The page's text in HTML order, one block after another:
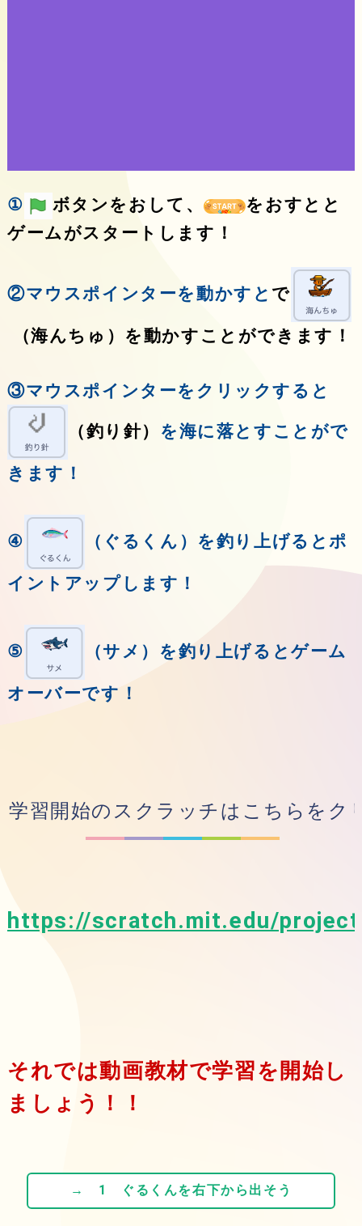
① ボタンをおして、
をおすとと
ゲームがスタートします！
②マウスポインターを動かすと で
（海んちゅ）を動かすことができます！
③マウスポインターをクリックすると
（釣り針） を海に落とすことがで
きます！
④ （ぐるくん）を釣り上げるとポ
イントアップします！
⑤ （サメ）を釣り上げるとゲーム
オーバーです！
学習開始のスクラッチはこちらをク
https://scratch.mit.edu/
それでは動画教材で学習を開始し
ましょう！！
→ 1 ぐるくんを右下から出そう